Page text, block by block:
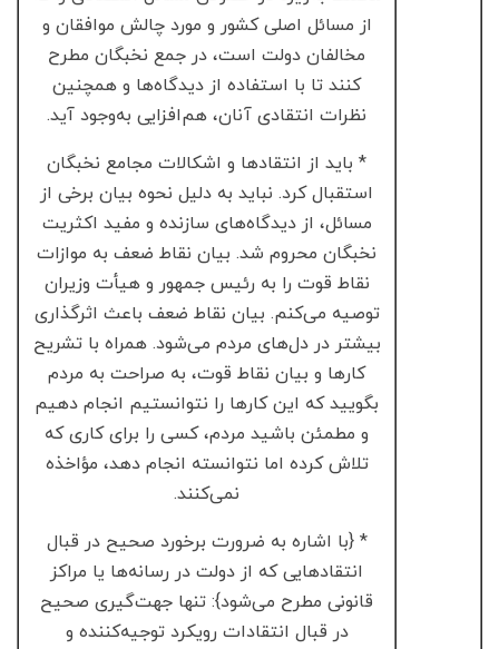
از مسائل اصلی کشور و مورد چالش موافقان و
مخالفان دولت است، در جمع نخبگان مطرح
کنند تا با استفاده از دیدگاه‌ها و همچنین
نظرات انتقادی آنان، هم‌افزایی به‌وجود آید.
* باید از انتقادها و اشکالات مجامع نخبگان
استقبال کرد. نباید به دلیل نحوه بیان برخی از
مسائل، از دیدگاه‌های سازنده و مفید اکثریت
نخبگان محروم شد. بیان نقاط ضعف به موازات
نقاط قوت را به رئیس جمهور و هیأت وزیران
توصیه می‌کنم. بیان نقاط ضعف باعث اثرگذاری
بیشتر در دل‌های مردم می‌شود. همراه با تشریح
کارها و بیان نقاط قوت، به صراحت به مردم
بگویید که این کارها را نتوانستیم انجام دهیم
و مطمئن باشید مردم، کسی را برای کاری که
تلاش کرده اما نتوانسته انجام دهد، مؤاخذه
نمی‌کنند.
* {با اشاره به ضرورت برخورد صحیح در قبال
انتقادهایی که از دولت در رسانه‌ها یا مراکز
قانونی مطرح می‌شود}: تنها جهت‌گیری صحیح
در قبال انتقادات رویکرد توجیه‌کننده و